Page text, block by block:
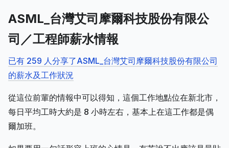
ASML_台灣艾司摩爾科技股份有限公
司／工程師薪水情報
已有 259 人分享了ASML_台灣艾司摩爾科技股份有限公司
的薪水及工作狀況
從這位前輩的情報中可以得知，這個工作地點位在新北市，
每日平均工時大約是 8 小時左右，基本上在這工作都是偶
爾加班。